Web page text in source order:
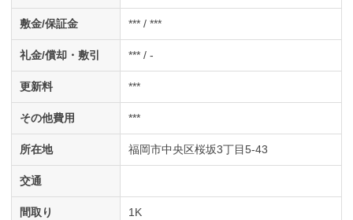
敷金/保証金 *** / ***
礼金/償却・敷引 *** / -
更新料 ***
その他費用 ***
所在地 福岡市中央区桜坂3丁目5-43
交通
間取り
1K